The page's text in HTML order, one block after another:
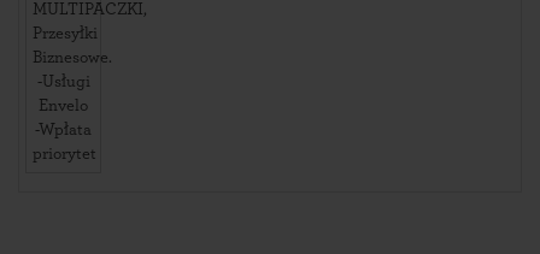
MULTIPACZKI,
Przesyłki
Biznesowe.
-Usługi
Envelo
-Wpłata
priorytet